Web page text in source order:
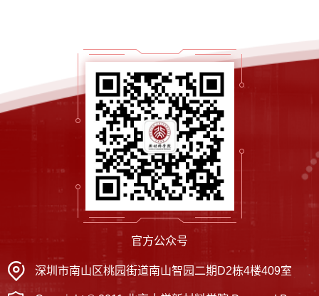
深圳市南山区桃园街道南山智园二期D2栋4楼409室
官方公众号